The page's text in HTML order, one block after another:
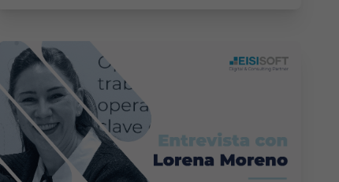
2024-02-09 11:00:00